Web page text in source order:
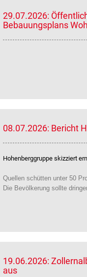
29.07.2026:
Bebauungsplans
08.07.2026: Bericht
Hohenberggruppe skizziert
Quellen schütten unter 50
Die Bevölkerung sollte
19.06.2026:
aus